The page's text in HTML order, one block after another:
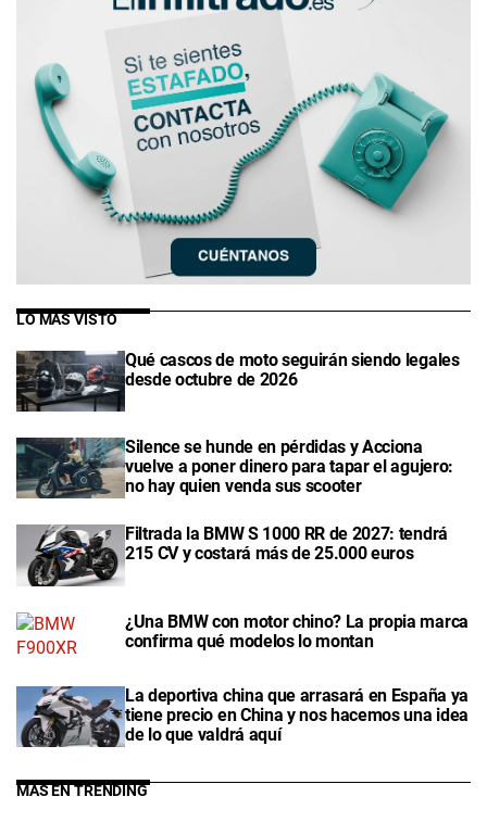
LO MÁS VISTO
Qué cascos de moto seguirán siendo legales
desde octubre de 2026
Silence se hunde en pérdidas y Acciona
vuelve a poner dinero para tapar el agujero:
no hay quien venda sus scooter
Filtrada la BMW S 1000 RR de 2027: tendrá
215 CV y costará más de 25.000 euros
¿Una BMW con motor chino? La propia marca
confirma qué modelos lo montan
La deportiva china que arrasará en España ya
tiene precio en China y nos hacemos una idea
de lo que valdrá aquí
MÁS EN TRENDING